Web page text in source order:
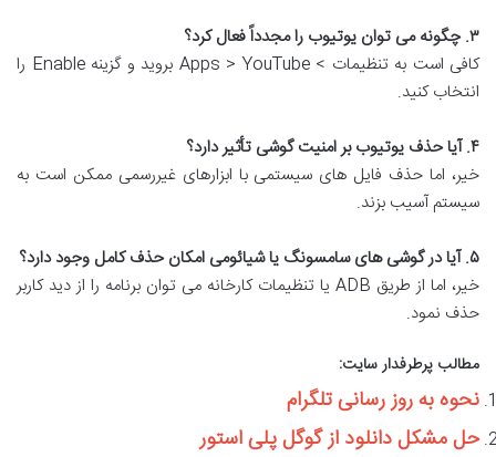
۳. چگونه می توان یوتیوب را مجدداً فعال کرد؟
کافی است به تنظیمات > Apps > YouTube بروید و گزینه Enable را
انتخاب کنید.
۴. آیا حذف یوتیوب بر امنیت گوشی تأثیر دارد؟
خیر، اما حذف فایل های سیستمی با ابزارهای غیررسمی ممکن است به
سیستم آسیب بزند.
۵. آیا در گوشی های سامسونگ یا شیائومی امکان حذف کامل وجود دارد؟
خیر، اما از طریق ADB یا تنظیمات کارخانه می توان برنامه را از دید کاربر
حذف نمود.
مطالب پرطرفدار سایت:
نحوه به روز رسانی تلگرام
حل مشکل دانلود از گوگل پلی استور